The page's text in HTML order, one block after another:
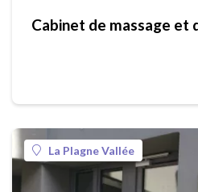
Cabinet de massage et
La Plagne Vallée